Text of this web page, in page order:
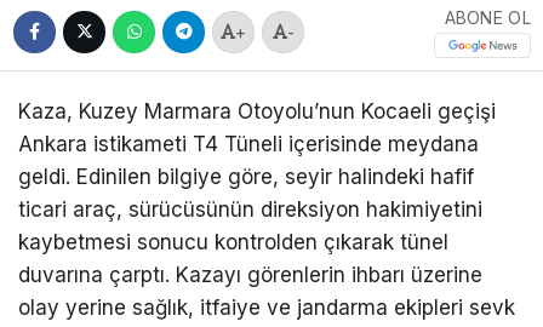
+ -
ABONE OL
Kaza, Kuzey Marmara Otoyolu’nun Kocaeli geçişi
Ankara istikameti T4 Tüneli içerisinde meydana
geldi. Edinilen bilgiye göre, seyir halindeki hafif
ticari araç, sürücüsünün direksiyon hakimiyetini
kaybetmesi sonucu kontrolden çıkarak tünel
duvarına çarptı. Kazayı görenlerin ihbarı üzerine
olay yerine sağlık, itfaiye ve jandarma ekipleri sevk